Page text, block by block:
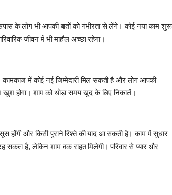
के लोग भी आपकी बातों को गंभीरता से लेंगे। कोई नया काम शुरू
जीवन में भी माहौल अच्छा रहेगा।
में कोई नई जिम्मेदारी मिल सकती है और लोग आपकी
खुश होगा। शाम को थोड़ा समय खुद के लिए निकालें।
होंगी और किसी पुराने रिश्ते की याद आ सकती है। काम में सुधार
है, लेकिन शाम तक राहत मिलेगी। परिवार से प्यार और